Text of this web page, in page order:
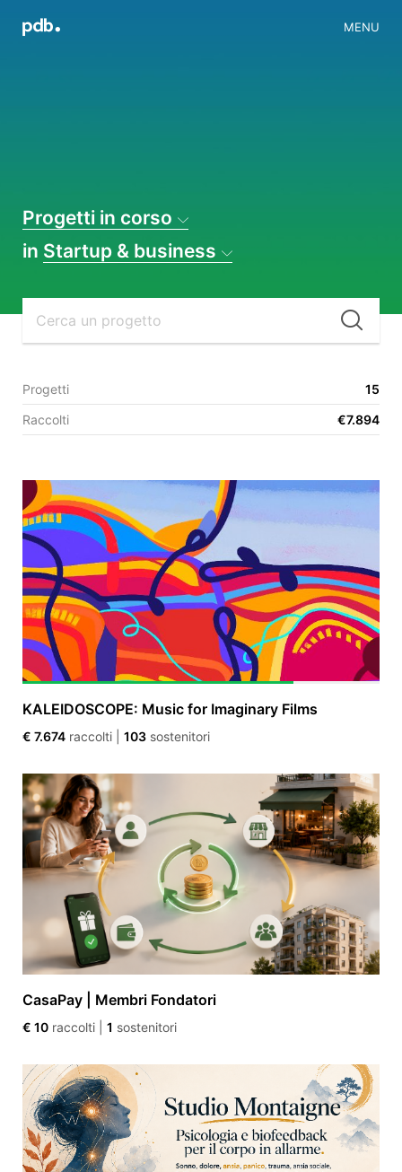
MENU
Progetti in corso
in Startup & business
15
Progetti
€7.894
Raccolti
KALEIDOSCOPE: Music for Imaginary Films
€ 7.674 raccolti 103 sostenitori
CasaPay | Membri Fondatori
€ 10 raccolti 1 sostenitori